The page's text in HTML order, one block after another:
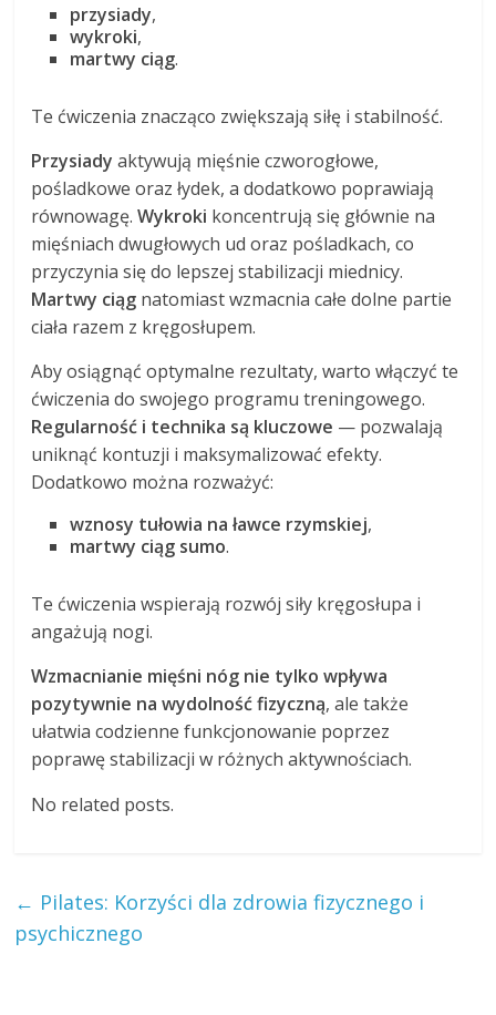
przysiady,
wykroki,
martwy ciąg.
Te ćwiczenia znacząco zwiększają siłę i stabilność.
Przysiady aktywują mięśnie czworogłowe,
pośladkowe oraz łydek, a dodatkowo poprawiają
równowagę.Wykroki koncentrują się głównie na
mięśniach dwugłowych ud oraz pośladkach, co
przyczynia się do lepszej stabilizacji miednicy.
Martwy ciąg natomiast wzmacnia całe dolne partie
ciała razem z kręgosłupem.
Aby osiągnąć optymalne rezultaty, warto włączyć te
ćwiczenia do swojego programu treningowego.
Regularność i technika są kluczowe — pozwalają
uniknąć kontuzji i maksymalizować efekty.
Dodatkowo można rozważyć:
wznosy tułowia na ławce rzymskiej,
martwy ciąg sumo.
Te ćwiczenia wspierają rozwój siły kręgosłupa i
angażują nogi.
Wzmacnianie mięśni nóg nie tylko wpływa
pozytywnie na wydolność fizyczną, ale także
ułatwia codzienne funkcjonowanie poprzez
poprawę stabilizacji w różnych aktywnościach.
No related posts.
← Pilates: Korzyści dla zdrowia fizycznego i
psychicznego